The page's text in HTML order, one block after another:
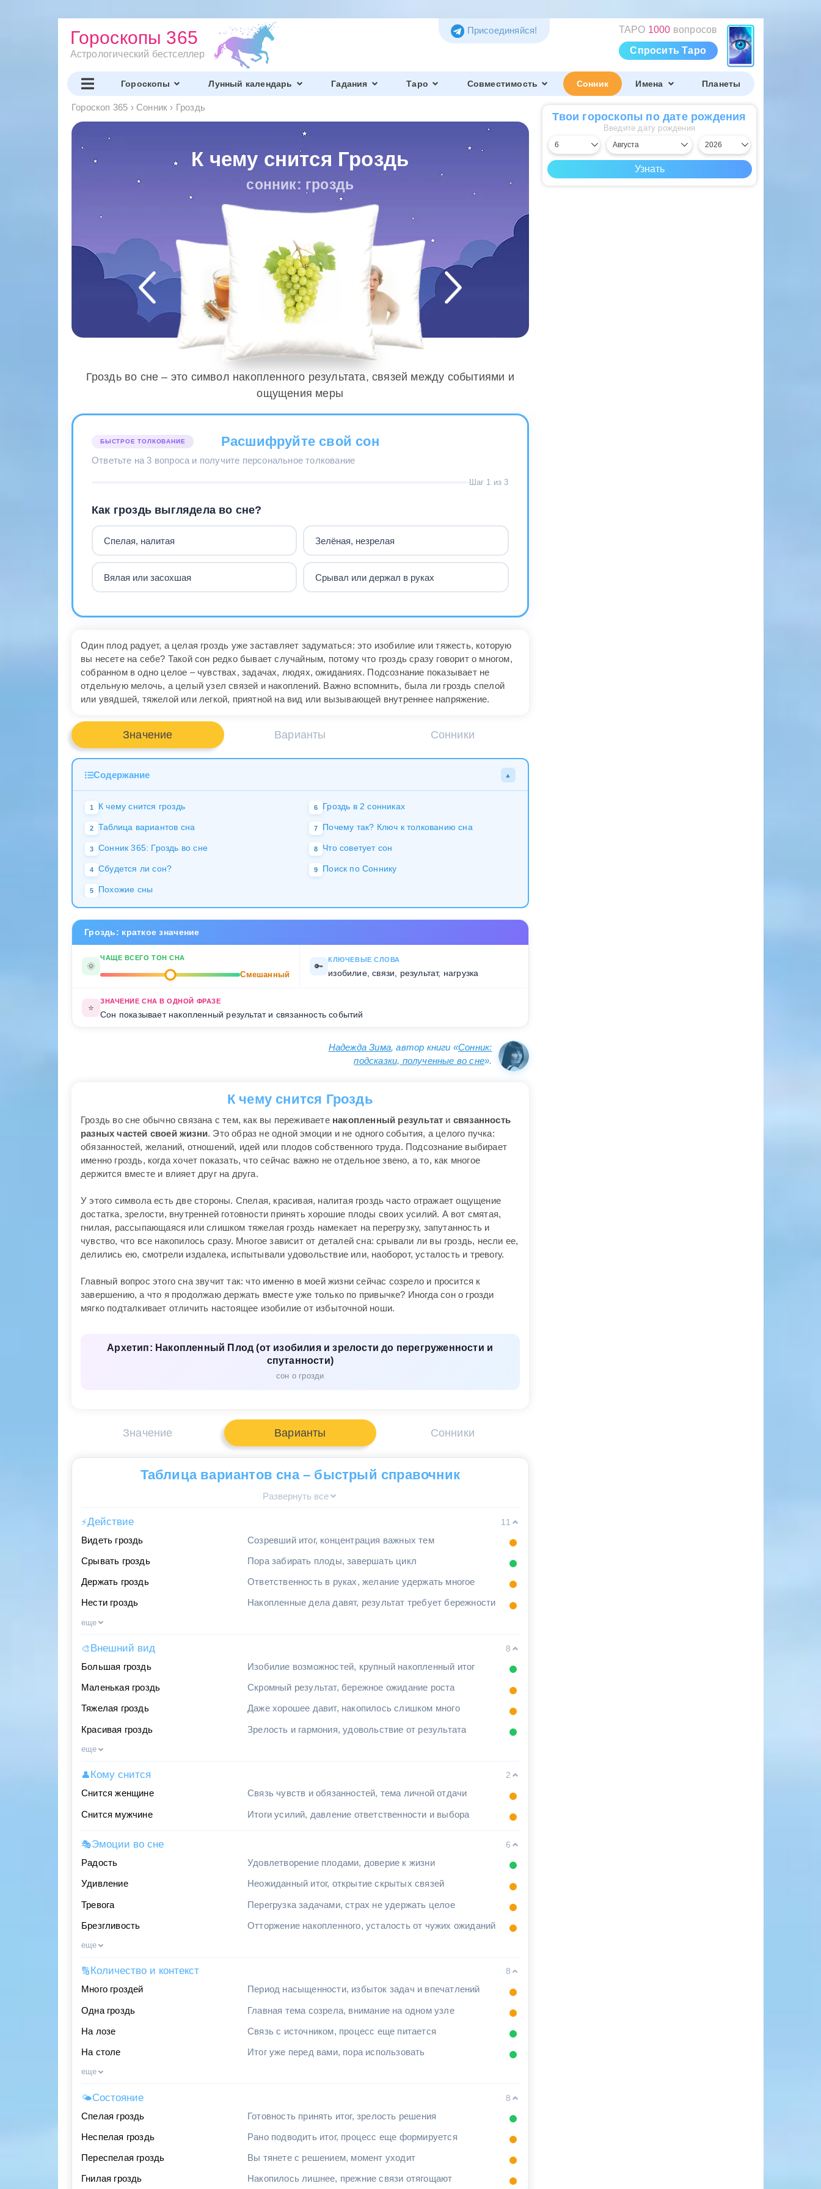
Гороскопы 365
Астрологический бестселлер
ТАРО 1000 вопросов
Спросить Таро
Присоединяйся!
Гороскопы Лунный календарь Гадания Таро Совместимость Сонник Имена Планеты
Гороскоп 365 › Сонник › Гроздь
К чему снится Гроздь
сонник: гроздь
Гроздь во сне – это символ накопленного результата, связей между событиями и
ощущения меры
БЫСТРОЕ ТОЛКОВАНИЕ Расшифруйте свой сон
Ответьте на 3 вопроса и получите персональное толкование
Шаг 1 из 3
Как гроздь выглядела во сне?
Спелая, налитая Зелёная, незрелая
Вялая или засохшая Срывал или держал в руках
Один плод радует, а целая гроздь уже заставляет задуматься: это изобилие или тяжесть, которую
вы несете на себе? Такой сон редко бывает случайным, потому что гроздь сразу говорит о многом,
собранном в одно целое – чувствах, задачах, людях, ожиданиях. Подсознание показывает не
отдельную мелочь, а целый узел связей и накоплений. Важно вспомнить, была ли гроздь спелой
или увядшей, тяжелой или легкой, приятной на вид или вызывающей внутреннее напряжение.
Значение Варианты Сонники
Содержание ▲
1 К чему снится гроздь
2 Таблица вариантов сна
3 Сонник 365: Гроздь во сне
4 Сбудется ли сон?
5 Похожие сны
6 Гроздь в 2 сонниках
7 Почему так? Ключ к толкованию сна
8 Что советует сон
9 Поиск по Соннику
Гроздь: краткое значение
🌞
ЧАЩЕ ВСЕГО ТОН СНА
Смешанный
🔑
КЛЮЧЕВЫЕ СЛОВА
изобилие, связи, результат, нагрузка
⭐
ЗНАЧЕНИЕ СНА В ОДНОЙ ФРАЗЕ
Сон показывает накопленный результат и связанность событий
Надежда Зима, автор книги «Сонник:
подсказки, полученные во сне».
К чему снится Гроздь
Гроздь во сне обычно связана с тем, как вы переживаете накопленный результат и связанность
разных частей своей жизни. Это образ не одной эмоции и не одного события, а целого пучка:
обязанностей, желаний, отношений, идей или плодов собственного труда. Подсознание выбирает
именно гроздь, когда хочет показать, что сейчас важно не отдельное звено, а то, как многое
держится вместе и влияет друг на друга.
У этого символа есть две стороны. Спелая, красивая, налитая гроздь часто отражает ощущение
достатка, зрелости, внутренней готовности принять хорошие плоды своих усилий. А вот смятая,
гнилая, рассыпающаяся или слишком тяжелая гроздь намекает на перегрузку, запутанность и
чувство, что все накопилось сразу. Многое зависит от деталей сна: срывали ли вы гроздь, несли ее,
делились ею, смотрели издалека, испытывали удовольствие или, наоборот, усталость и тревогу.
Главный вопрос этого сна звучит так: что именно в моей жизни сейчас созрело и просится к
завершению, а что я продолжаю держать вместе уже только по привычке? Иногда сон о грозди
мягко подталкивает отличить настоящее изобилие от избыточной ноши.
Архетип: Накопленный Плод (от изобилия и зрелости до перегруженности и
спутанности)
сон о грозди
Значение Варианты Сонники
Таблица вариантов сна – быстрый справочник
Развернуть все
⚡Действие
11
Видеть гроздь
Созревший итог, концентрация важных тем
Срывать гроздь Пора забирать плоды, завершать цикл
Держать гроздь Ответственность в руках, желание удержать многое
Нести гроздь Накопленные дела давят, результат требует бережности
еще
🎨 Внешний вид
8
Большая гроздь
Изобилие возможностей, крупный накопленный итог
Маленькая гроздь Скромный результат, бережное ожидание роста
Тяжелая гроздь Даже хорошее давит, накопилось слишком много
Красивая гроздь Зрелость и гармония, удовольствие от результата
еще
👤 Кому снится
2
Снится женщине
Связь чувств и обязанностей, тема личной отдачи
Снится мужчине Итоги усилий, давление ответственности и выбора
🎭Эмоции во сне
6
Радость
Удовлетворение плодами, доверие к жизни
Удивление Неожиданный итог, открытие скрытых связей
Тревога Перегрузка задачами, страх не удержать целое
Брезгливость Отторжение накопленного, усталость от чужих ожиданий
еще
🔢 Количество и контекст
8
Много гроздей
Период насыщенности, избыток задач и впечатлений
Одна гроздь Главная тема созрела, внимание на одном узле
На лозе Связь с источником, процесс еще питается
На столе Итог уже перед вами, пора использовать
еще
🌤Состояние
8
Спелая гроздь
Готовность принять итог, зрелость решения
Неспелая гроздь Рано подводить итог, процесс еще формируется
Переспелая гроздь Вы тянете с решением, момент уходит
Гнилая гроздь Накопилось лишнее, прежние связи отягощают
Твои гороскопы по дате рождения
Введите дату рождения